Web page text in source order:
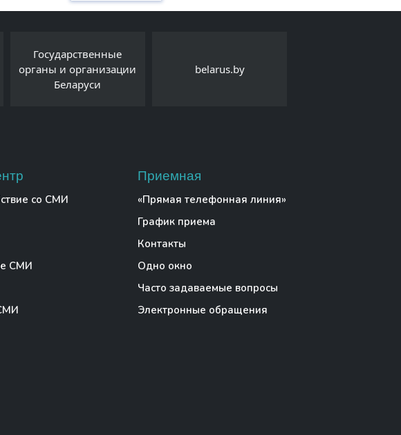
Государственные
органы и организации
Беларуси
belarus.by
со СМИ
СМИ
Приемная
«Прямая телефонная линия»
График приема
Контакты
Одно окно
Часто задаваемые вопросы
Электронные обращения